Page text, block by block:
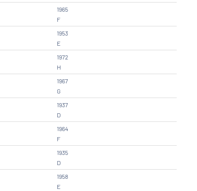
1965
F
1953
E
1972
H
1967
G
1937
D
1964
F
1935
D
1958
E